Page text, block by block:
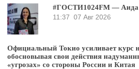
#ГОСТИ1024FM — Аида
11:37 07 Авг 2026
Официальный Токио усиливает курс
обосновывая свои действия
«угрозах» со стороны России и Китая